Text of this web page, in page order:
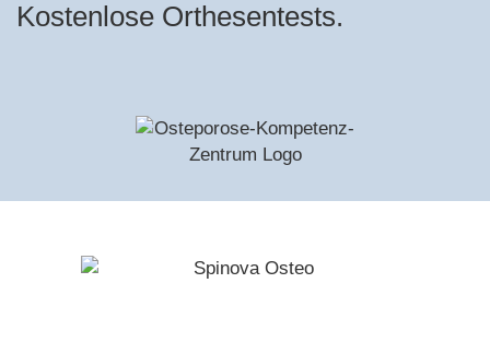
Kostenlose Orthesentests.